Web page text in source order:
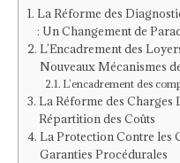
La Réforme des
: Un Changement de
L’Encadrement des
Nouveaux Mécanismes
L’encadrement des
La Réforme des Charges
Répartition des Coûts
La Protection Contre les
Garanties Procédurales